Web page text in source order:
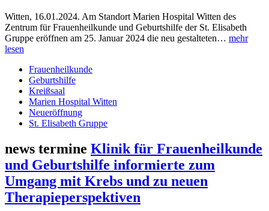
Witten, 16.01.2024. Am Standort Marien Hospital Witten des
Zentrum für Frauenheilkunde und Geburtshilfe der St. Elisabeth
Gruppe eröffnen am 25. Januar 2024 die neu gestalteten… mehr
lesen
Frauenheilkunde
Geburtshilfe
Kreißsaal
Marien Hospital Witten
Neueröffnung
St. Elisabeth Gruppe
news termine Klinik für Frauenheilkunde
und Geburtshilfe informierte zum
Umgang mit Krebs und zu neuen
Therapieperspektiven